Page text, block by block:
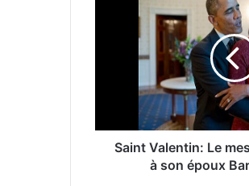
Saint Valentin: Le
à son époux